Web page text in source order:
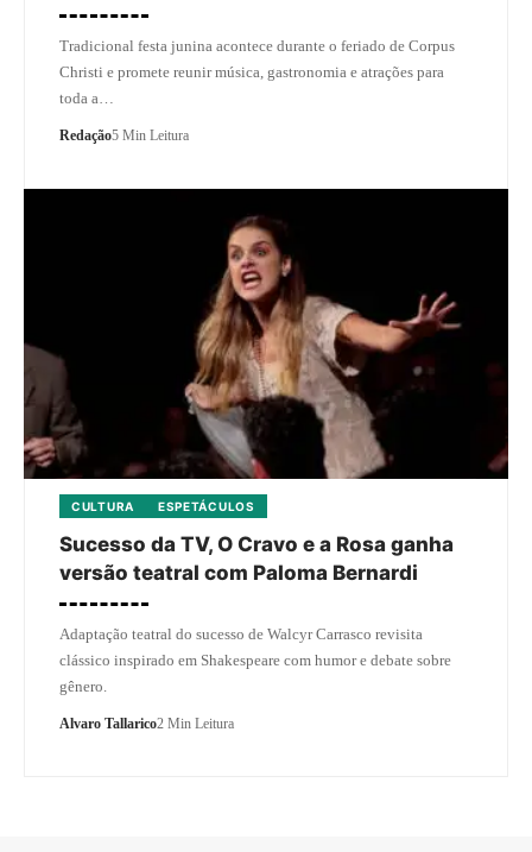
Tradicional festa junina acontece durante o feriado de Corpus
Christi e promete reunir música, gastronomia e atrações para
toda a…
Redação5 Min Leitura
CULTURA ESPETÁCULOS
Sucesso da TV, O Cravo e a Rosa ganha
versão teatral com Paloma Bernardi
Adaptação teatral do sucesso de Walcyr Carrasco revisita
clássico inspirado em Shakespeare com humor e debate sobre
gênero.
Alvaro Tallarico2 Min Leitura